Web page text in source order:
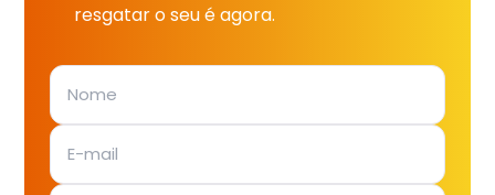
resgatar o seu é agora.